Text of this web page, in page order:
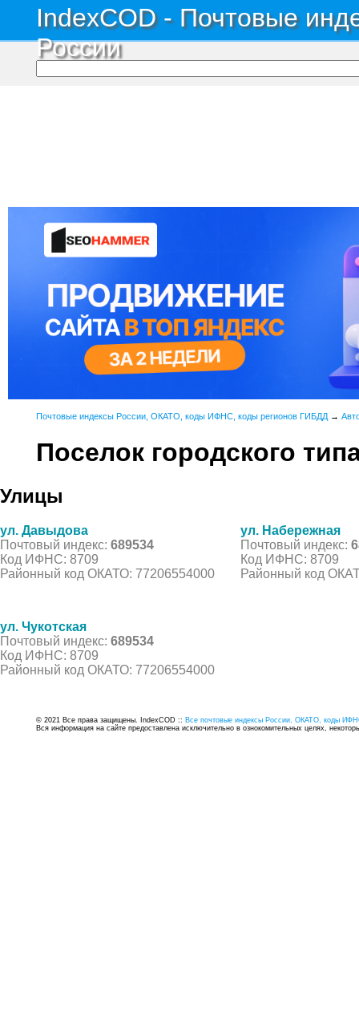
IndexCOD - Почтовые
России
Почтовые индексы России, ОКАТО, коды ИФНС, коды регионов ГИБДД →
Поселок городского
Улицы
ул. Давыдова
Почтовый индекс: 689534
Код ИФНС: 8709
Районный код ОКАТО: 77206554000
ул. Набережная
Почтовый индекс:
Код ИФНС: 8709
Районный код
ул. Чукотская
Почтовый индекс: 689534
Код ИФНС: 8709
Районный код ОКАТО: 77206554000
© 2021 Все права защищены. IndexCOD :: Все почтовые индексы России, ОКАТО, коды
Вся информация на сайте предоставлена исключительно в ознокомительных целях,